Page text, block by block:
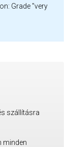
Grade "very
szállításra
minden